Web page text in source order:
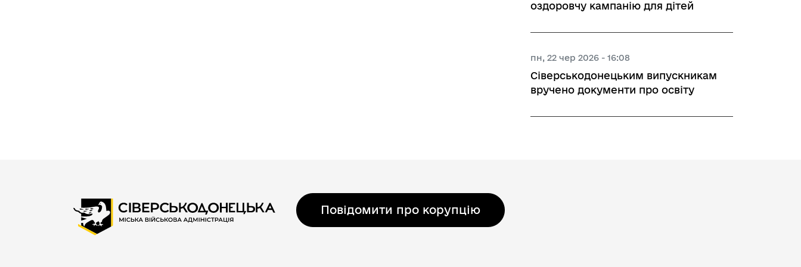
оздоровчу кампанію для дітей
пн, 22 чер 2026 - 16:08
Сіверськодонецьким випускникам
вручено документи про освіту
Повідомити про корупцію